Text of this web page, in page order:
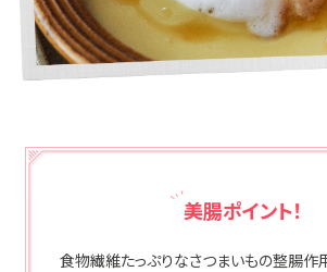
美腸ポイント！
食物繊維たっぷりなさつまいもの整腸作